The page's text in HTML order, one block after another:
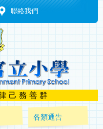
聯絡我們
己務善群
各類通告